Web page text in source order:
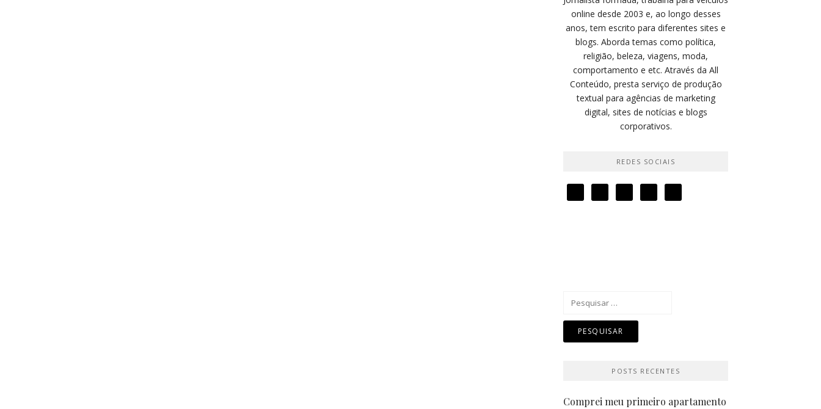
online desde 2003 e, ao longo desses
anos, tem escrito para diferentes sites e
blogs. Aborda temas como política,
religião, beleza, viagens, moda,
comportamento e etc. Através da All
Conteúdo, presta serviço de produção
textual para agências de marketing
digital, sites de notícias e blogs
corporativos.
REDES SOCIAIS
POSTS RECENTES
Comprei meu primeiro apartamento